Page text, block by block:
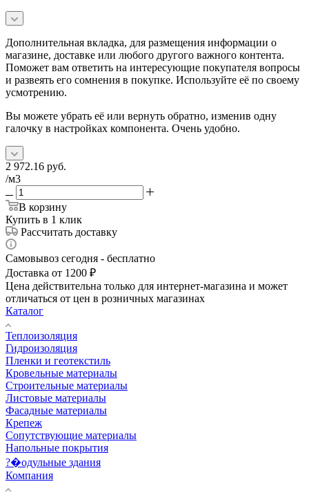
Дополнительная вкладка, для размещения информации о
магазине, доставке или любого другого важного контента.
Поможет вам ответить на интересующие покупателя вопросы
и развеять его сомнения в покупке. Используйте её по своему
усмотрению.
Вы можете убрать её или вернуть обратно, изменив одну
галочку в настройках компонента. Очень удобно.
2 972.16 руб.
/м3
В корзину
Купить в 1 клик
Рассчитать доставку
Самовывоз сегодня - бесплатно
Доставка от 1200 ₽
Цена действительна только для интернет-магазина и может
отличаться от цен в розничных магазинах
Каталог
Теплоизоляция
Гидроизоляция
Пленки и геотекстиль
Кровельные материалы
Строительные материалы
Листовые материалы
Фасадные материалы
Крепеж
Сопутствующие материалы
Напольные покрытия
?�одульные здания
Компания